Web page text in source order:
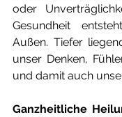
oder
Gesundheit
Außen. Tiefer
unser Denken,
und damit auch
Ganzheitliche